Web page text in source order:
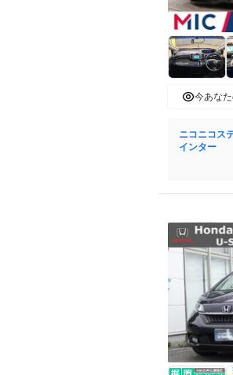
今あな
ニコニコス
インター